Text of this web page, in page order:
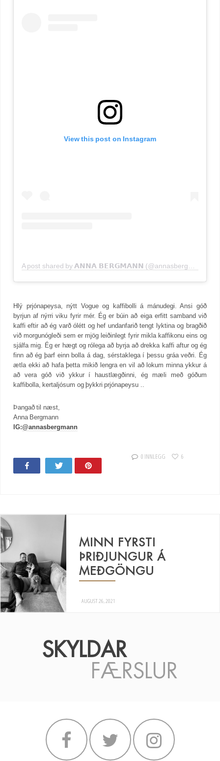
View this post on Instagram
A post shared by 𝗔𝗡𝗡𝗔 𝗕𝗘𝗥𝗚𝗠𝗔𝗡𝗡 (@annasbergmann)
Hlý prjónapeysa, nýtt Vogue og kaffibolli á mánudegi. Ansi góð
byrjun af nýrri viku fyrir mér. Ég er búin að eiga erfitt samband við
kaffi eftir að ég varð ólétt og hef undanfarið tengt lyktina og bragðið
við morgunógleði sem er mjög leiðinlegt fyrir mikla kaffikonu eins og
sjálfa mig. Ég er hægt og rólega að byrja að drekka kaffi aftur og ég
finn að ég þarf einn bolla á dag, sérstaklega í þessu gráa veðri. Ég
ætla ekki að hafa þetta mikið lengra en vil að lokum minna ykkur á
að vera góð við ykkur í haustlægðinni, ég mæli með góðum
kaffibolla, kertaljósum og þykkri prjónapeysu ..
Þangað til næst,
Anna Bergmann
IG:@annasbergmann
Tweet
0 INNLEGG 6
MINN FYRSTI
ÞRIÐJUNGUR Á
MEÐGÖNGU
AUGUST 26, 2021
SKYLDAR
FÆRSLUR